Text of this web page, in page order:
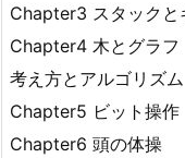
Chapter3 スタックと
Chapter4 木とグラフ
考え方とアルゴリズム
Chapter5 ビット操作
Chapter6 頭の体操